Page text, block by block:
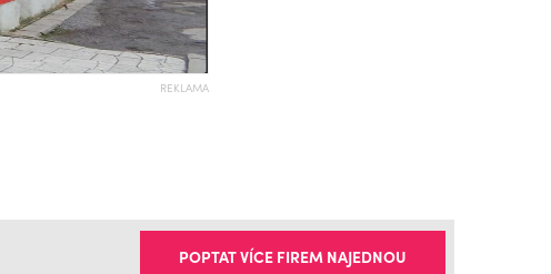
REKLAMA
POPTAT VÍCE FIREM NAJEDNOU